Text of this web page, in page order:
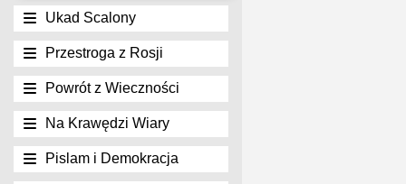
Ukad Scalony
Przestroga z Rosji
Powrót z Wieczności
Na Krawędzi Wiary
Pislam i Demokracja